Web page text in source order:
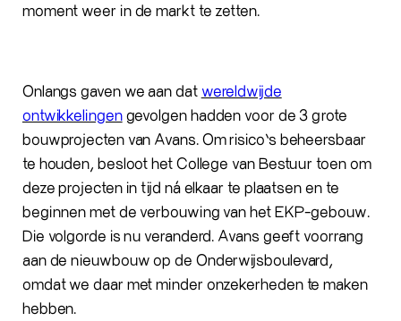
moment weer in de markt te zetten.
Onlangs gaven we aan dat wereldwijde
ontwikkelingengevolgen hadden voor de 3 grote
bouwprojecten van Avans. Om risico’s beheersbaar
te houden, besloot het College van Bestuur toen om
deze projecten in tijd ná elkaar te plaatsen en te
beginnen met de verbouwing van het EKP-gebouw.
Die volgorde is nu veranderd. Avans geeft voorrang
aan de nieuwbouw op de Onderwijsboulevard,
omdat we daar met minder onzekerheden te maken
hebben.